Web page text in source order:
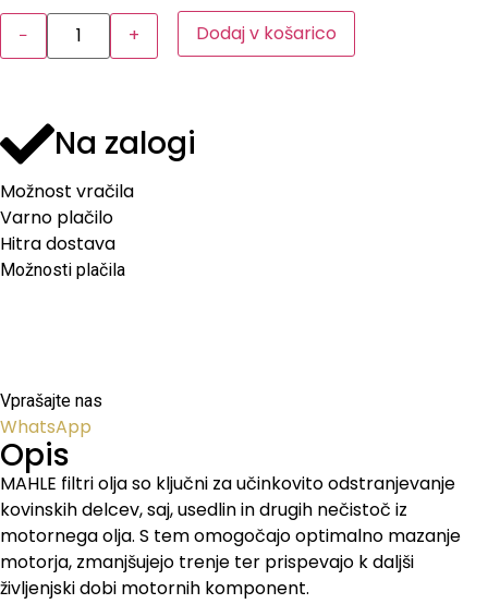
− + Dodaj v košarico
Na zalogi
Možnost vračila
Varno plačilo
Hitra dostava
Možnosti plačila
Vprašajte nas
WhatsApp
Opis
MAHLE filtri olja so ključni za učinkovito odstranjevanje
kovinskih delcev, saj, usedlin in drugih nečistoč iz
motornega olja. S tem omogočajo optimalno mazanje
motorja, zmanjšujejo trenje ter prispevajo k daljši
življenjski dobi motornih komponent.